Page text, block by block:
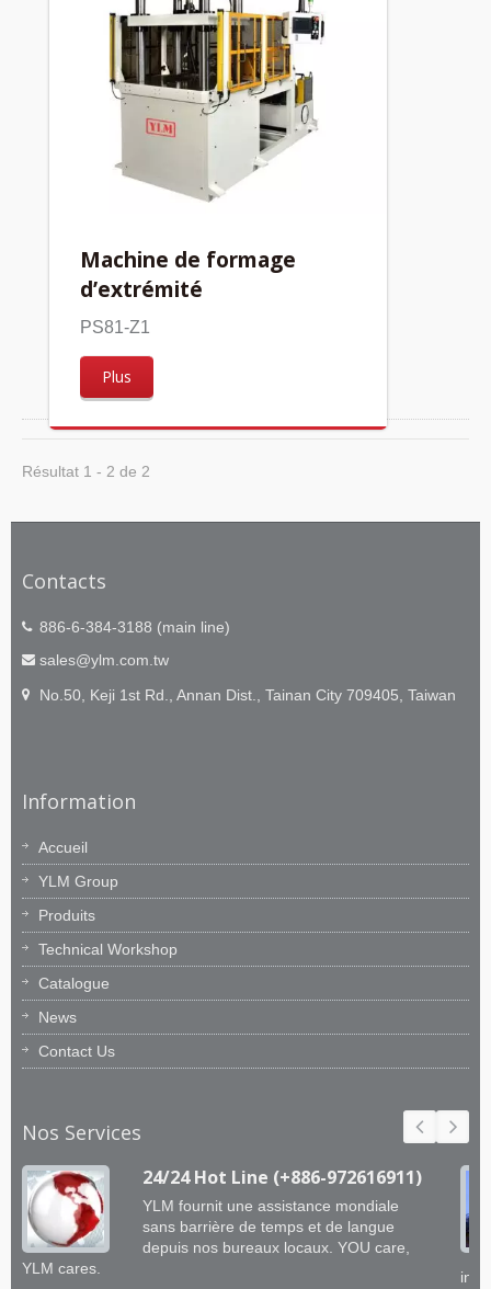
Machine de formage
d’extrémité
PS81-Z1
Plus
Résultat 1 - 2 de 2
Contacts
886-6-384-3188 (main line)
sales@ylm.com.tw
No.50, Keji 1st Rd., Annan Dist., Tainan City 709405, Taiwan
Information
Accueil
YLM Group
Produits
Technical Workshop
Catalogue
News
Contact Us
Nos Services
24/24 Hot Line (+886-972616911)
YLM fournit une assistance mondiale
sans barrière de temps et de langue
depuis nos bureaux locaux. YOU care,
YLM cares.